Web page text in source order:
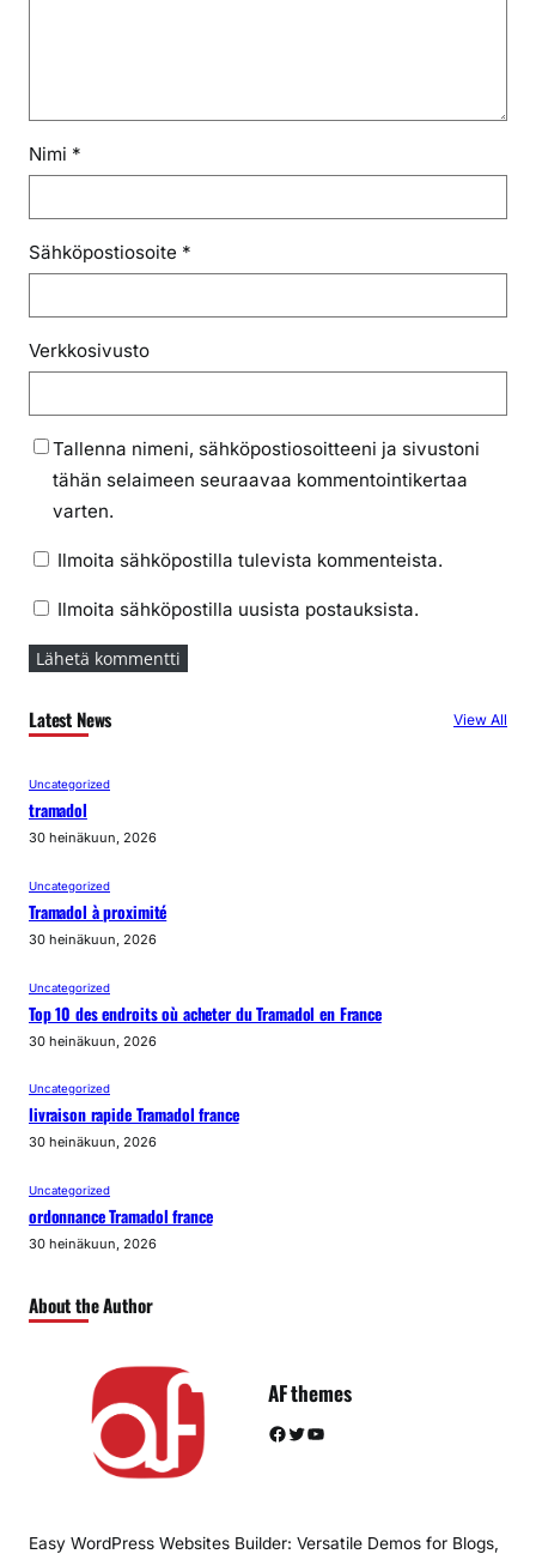
Nimi *
Sähköpostiosoite *
Verkkosivusto
Tallenna nimeni, sähköpostiosoitteeni ja sivustoni
tähän selaimeen seuraavaa kommentointikertaa
varten.
Ilmoita sähköpostilla tulevista kommenteista.
Ilmoita sähköpostilla uusista postauksista.
Latest News View All
Uncategorized
tramadol
30 heinäkuun, 2026
Uncategorized
Tramadol à proximité
30 heinäkuun, 2026
Uncategorized
Top 10 des endroits où acheter du Tramadol en France
30 heinäkuun, 2026
Uncategorized
livraison rapide Tramadol france
30 heinäkuun, 2026
Uncategorized
ordonnance Tramadol france
30 heinäkuun, 2026
About the Author
AF themes
Facebook Twitter YouTube
Easy WordPress Websites Builder: Versatile Demos for Blogs,